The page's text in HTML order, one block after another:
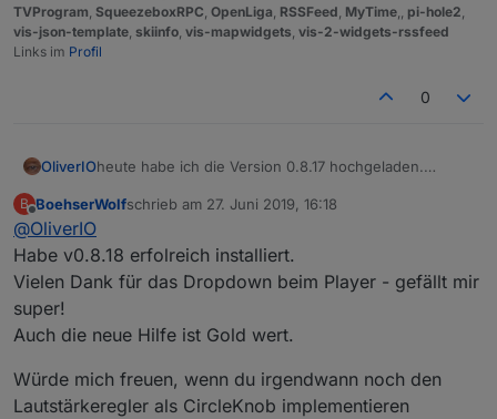
TVProgram SqueezeboxRPC OpenLiga RSSFeed MyTime pi-hole2
vis-json-template skiinfo vis-mapwidgets vis-2-widgets-rssfeed
Links im Profil
0
OliverIOheute habe ich die Version 0.8.17 hochgeladen.
Playtime /Spielzeit Balken, der den Fortschritt des
auch im Lied gesprungen werden kann
mehrere widgets, die die einzelnen Player-
attribute anzeigen können: string,
für das player-widget und das favoriten widget
konfigurierbar gemacht
und die Bearbeitung des viewindex wurde
upload all durchführen
B
Offline
BoehserWolfschrieb am 27. Juni 2019, 16:18
zuletzt editiert von
@OliverIO
Habe v0.8.18 erfolreich installiert.
Vielen Dank für das Dropdown beim Player - gefällt mir
super!
Auch die neue Hilfe ist Gold wert.
Würde mich freuen, wenn du irgendwann noch den
Lautstärkeregler als CircleKnob implementieren